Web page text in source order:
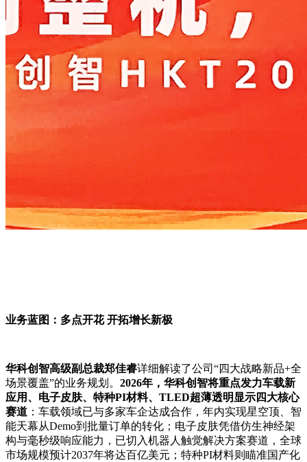
业务蓝图：多点开花 开拓增长新极
华科创智高级副总裁郑佳睿详细解读了公司“四大战略新品+全
场景覆盖”的业务规划。 2026年，华科创智将重点发力车载新
应用、电子皮肤、特种PI材料、TLED超薄透明显示四大核心
赛道 ：车载领域已与多家车企达成合作，年内实现星空顶、智
能天幕从Demo到批量订单的转化；电子皮肤凭借仿生神经架
构与毫秒级响应能力，已切入机器人触觉解决方案赛道，全球
市场规模预计2037年将达百亿美元；特种PI材料则瞄准国产化